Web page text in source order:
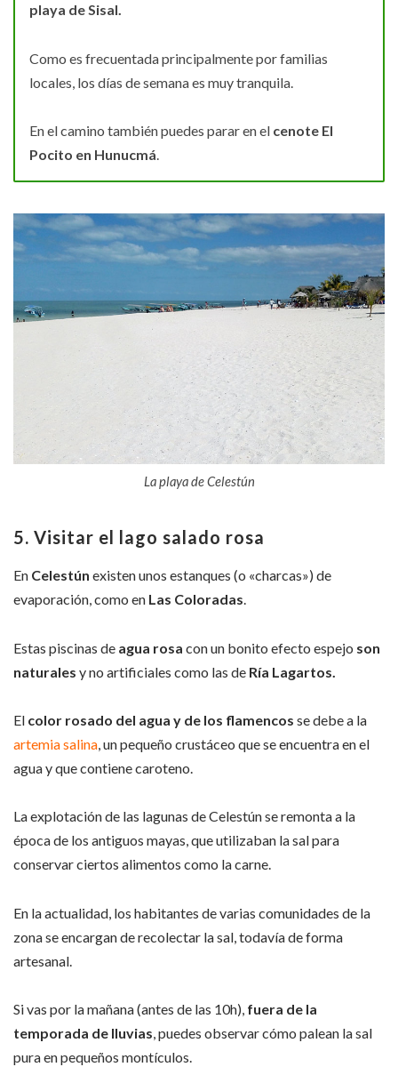
playa de Sisal.
Como es frecuentada principalmente por familias
locales, los días de semana es muy tranquila.
En el camino también puedes parar en el cenote El
Pocito en Hunucmá.
La playa de Celestún
5. Visitar el lago salado rosa
En Celestún existen unos estanques (o «charcas») de
evaporación, como en Las Coloradas.
Estas piscinas de agua rosa con un bonito efecto espejo son
naturales y no artificiales como las de Ría Lagartos.
El color rosado del agua y de los flamencos se debe a la
artemia salina, un pequeño crustáceo que se encuentra en el
agua y que contiene caroteno.
La explotación de las lagunas de Celestún se remonta a la
época de los antiguos mayas, que utilizaban la sal para
conservar ciertos alimentos como la carne.
En la actualidad, los habitantes de varias comunidades de la
zona se encargan de recolectar la sal, todavía de forma
artesanal.
Si vas por la mañana (antes de las 10h), fuera de la
temporada de lluvias, puedes observar cómo palean la sal
pura en pequeños montículos.